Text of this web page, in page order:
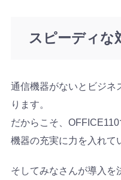
スピーディな
通信機器がないとビジネ
ります。
だからこそ、OFFICE110
機器の充実に力を入れて
そしてみなさんが導入を